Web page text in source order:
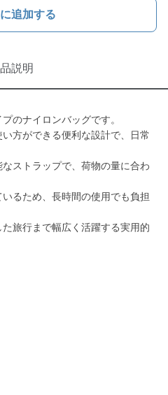
追加する
説明
のナイロンバッグです。
方ができる便利な設計で、日常
ストラップで、荷物の量に合わ
るため、長時間の使用でも負担
旅行まで幅広く活躍する実用的